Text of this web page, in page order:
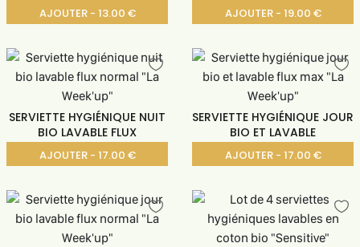
AJOUTER - 13.00 € AJOUTER - 19.00 €
SERVIETTE HYGIÉNIQUE NUIT
BIO LAVABLE FLUX
AJOUTER - 17.00 €
SERVIETTE HYGIÉNIQUE JOUR
BIO ET LAVABLE
AJOUTER - 17.00 €